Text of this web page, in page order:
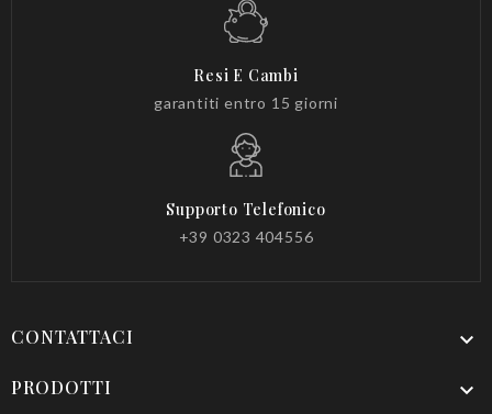
Resi E Cambi
garantiti entro 15 giorni
Supporto Telefonico
+39 0323 404556
CONTATTACI 
PRODOTTI 